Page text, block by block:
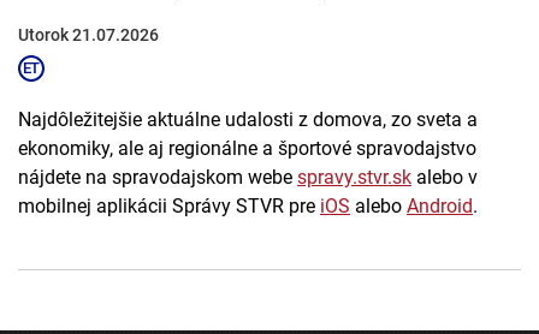
Utorok 21.07.2026
Najdôležitejšie aktuálne udalosti z domova, zo sveta a
ekonomiky, ale aj regionálne a športové spravodajstvo
nájdete na spravodajskom webe spravy.stvr.sk alebo v
mobilnej aplikácii Správy STVR pre iOS alebo Android.